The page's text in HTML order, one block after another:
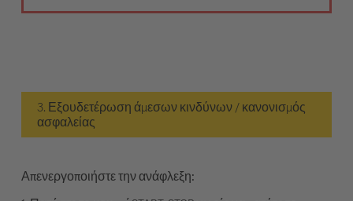
3. Εξουδετέρωση άμεσων κινδύνων / κανονισμός
ασφαλείας
Απενεργοποιήστε την ανάφλεξη: